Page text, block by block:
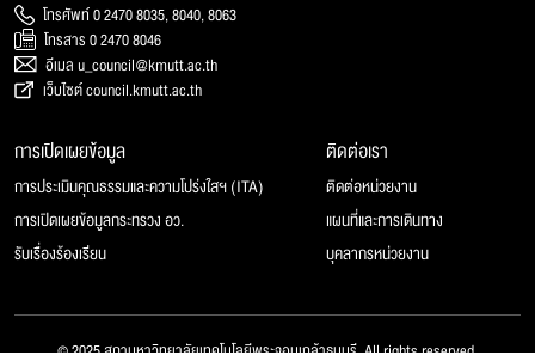
โทรศัพท์ 0 2470 8035, 8040, 8063
โทรสาร 0 2470 8046
อีเมล u_council@kmutt.ac.th
เว็บไซต์ council.kmutt.ac.th
การเปิดเผยข้อมูล
การประเมินคุณธรรมและความโปร่งใสฯ (ITA)
การเปิดเผยข้อมูลกระทรวง อว.
รับเรื่องร้องเรียน
ติดต่อเรา
ติดต่อหน่วยงาน
แผนที่และการเดินทาง
บุคลากรหน่วยงาน